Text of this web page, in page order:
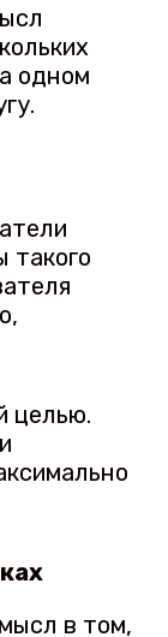
одном
такого
целью.
в том,